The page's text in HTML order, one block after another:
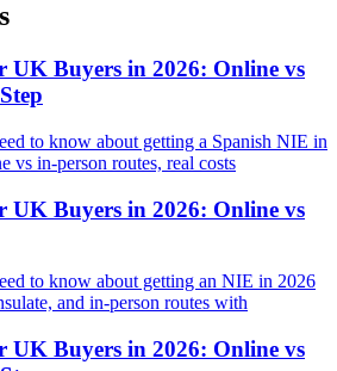
Buyers in 2026: Online vs
to know about getting a Spanish NIE in
in-person routes, real costs
Buyers in 2026: Online vs
to know about getting an NIE in 2026
and in-person routes with
Buyers in 2026: Online vs